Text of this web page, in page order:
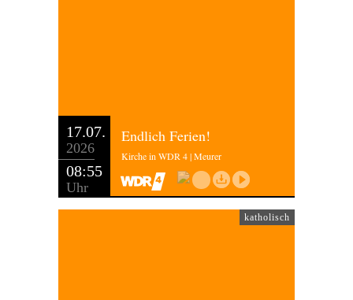
17.07.
2026
08:55
Uhr
Endlich Ferien!
Kirche in WDR 4 | Meurer
katholisch